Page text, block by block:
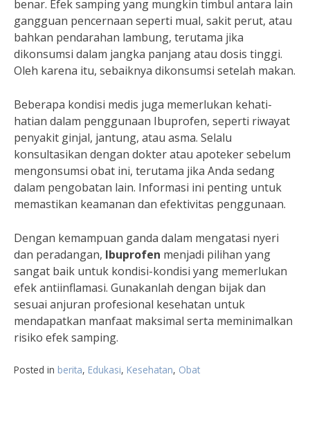
benar. Efek samping yang mungkin timbul antara lain
gangguan pencernaan seperti mual, sakit perut, atau
bahkan pendarahan lambung, terutama jika
dikonsumsi dalam jangka panjang atau dosis tinggi.
Oleh karena itu, sebaiknya dikonsumsi setelah makan.
Beberapa kondisi medis juga memerlukan kehati-
hatian dalam penggunaan Ibuprofen, seperti riwayat
penyakit ginjal, jantung, atau asma. Selalu
konsultasikan dengan dokter atau apoteker sebelum
mengonsumsi obat ini, terutama jika Anda sedang
dalam pengobatan lain. Informasi ini penting untuk
memastikan keamanan dan efektivitas penggunaan.
Dengan kemampuan ganda dalam mengatasi nyeri
dan peradangan, Ibuprofen menjadi pilihan yang
sangat baik untuk kondisi-kondisi yang memerlukan
efek antiinflamasi. Gunakanlah dengan bijak dan
sesuai anjuran profesional kesehatan untuk
mendapatkan manfaat maksimal serta meminimalkan
risiko efek samping.
Posted in berita, Edukasi, Kesehatan, Obat